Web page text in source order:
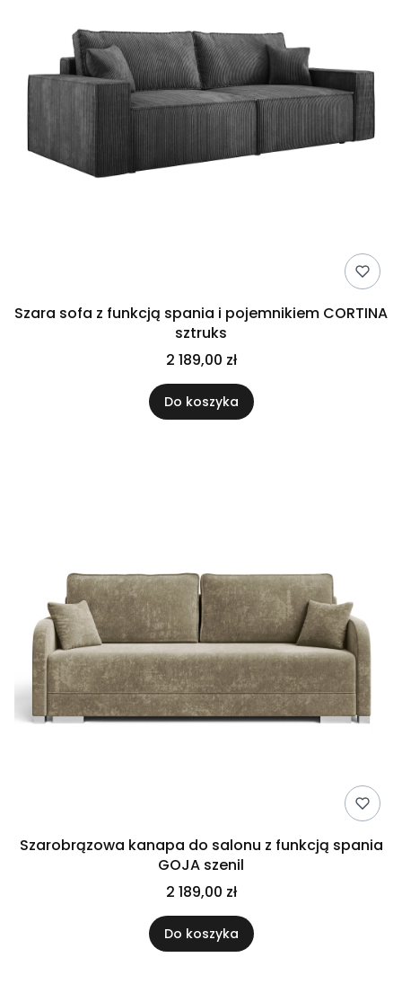
Szara sofa z funkcją spania i pojemnikiem CORTINA
sztruks
2 189,00 zł
Do koszyka
Szarobrązowa kanapa do salonu z funkcją spania
GOJA szenil
2 189,00 zł
Do koszyka